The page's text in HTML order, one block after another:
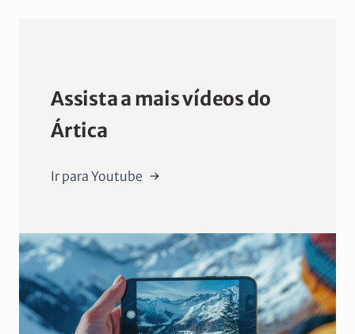
Assista a mais vídeos do
Ártica
Ir para Youtube